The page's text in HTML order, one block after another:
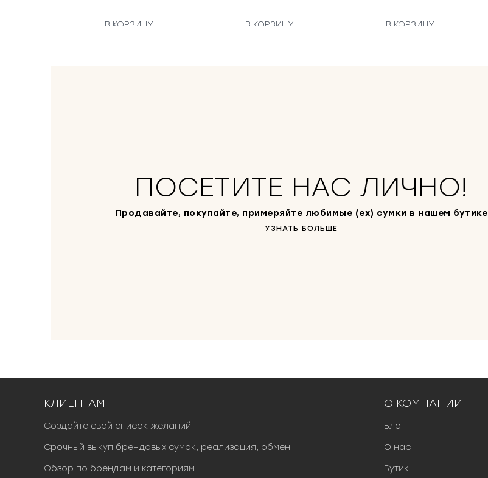
В КОРЗИНУ В КОРЗИНУ В КОРЗИНУ
ПОСЕТИТЕ НАС ЛИЧНО!
Продавайте, покупайте, примеряйте любимые (ex) сумки в нашем бутике
УЗНАТЬ БОЛЬШЕ
КЛИЕНТАМ
Создайте свой список желаний
Срочный выкуп брендовых сумок, реализация, обмен
Обзор по брендам и категориям
О КОМПАНИИ
Блог
О нас
Бутик